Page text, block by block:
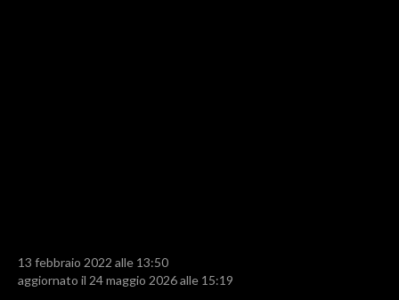
RISULTATI E CLASSIFICHE
13 febbraio 2022 alle 13:50
aggiornato il 24 maggio 2026 alle 15:19